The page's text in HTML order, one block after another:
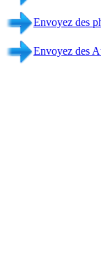
Envoyez des
Envoyez des